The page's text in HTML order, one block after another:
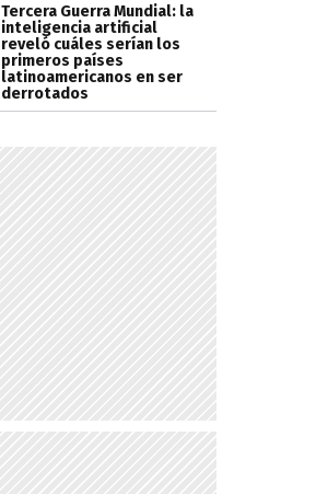
Tercera Guerra Mundial: la
inteligencia artificial
reveló cuáles serían los
primeros países
latinoamericanos en ser
derrotados